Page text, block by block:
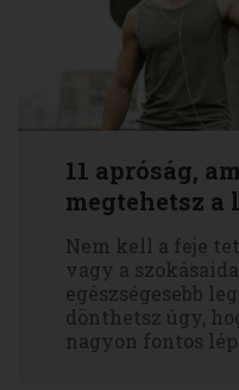
11 apróság,
megtehetsz a
Nem kell a feje
vagy a
egészségesebb
dönthetsz úgy,
nagyon fontos